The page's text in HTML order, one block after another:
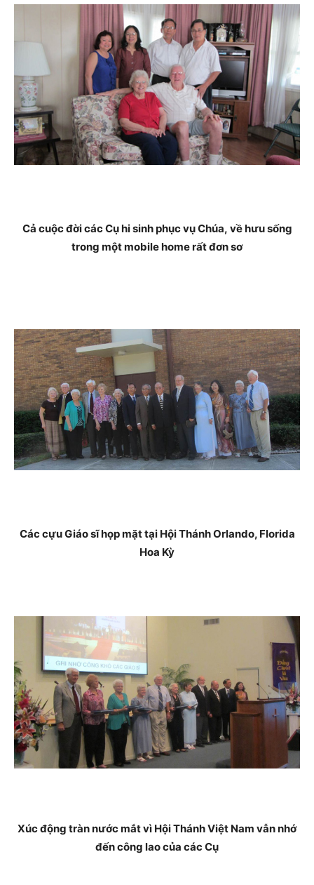
Cả cuộc đời các Cụ hi sinh phục vụ Chúa, về hưu sống
trong một mobile home rất đơn sơ
Các cựu Giáo sĩ họp mặt tại Hội Thánh Orlando, Florida
Hoa Kỳ
Xúc động tràn nước mắt vì Hội Thánh Việt Nam vẫn nhớ
đến công lao của các Cụ